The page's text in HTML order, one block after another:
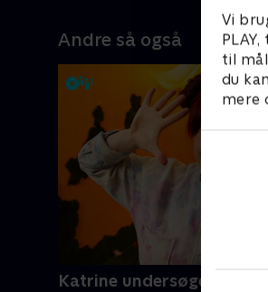
Vi
til
du
mere
Andre så også
Katrine undersøger - musik